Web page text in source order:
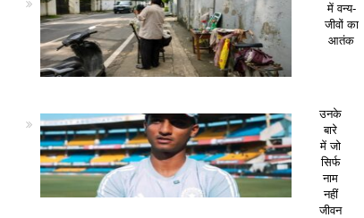
में वन्य-
जीवों का
आतंक
उनके
बारे
में जो
सिर्फ
नाम
नहीं
जीवन